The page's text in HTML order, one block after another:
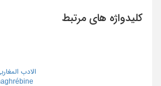
کلیدواژه های مرتبط
الادب